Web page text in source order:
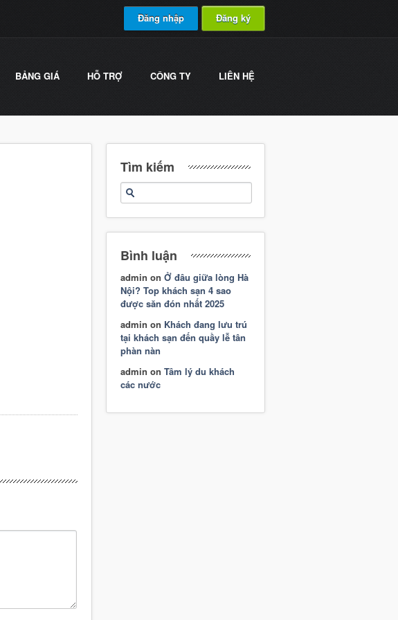
Đăng nhập Đăng ký
BẢNG GIÁ HỖ TRỢ CÔNG TY LIÊN HỆ
Tìm kiếm
Bình luận
admin on Ở đâu giữa lòng Hà
Nội? Top khách sạn 4 sao
được săn đón nhất 2025
admin on Khách đang lưu trú
tại khách sạn đến quầy lễ tân
phàn nàn
admin on Tâm lý du khách
các nước